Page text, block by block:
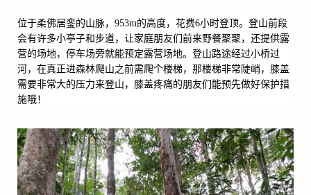
位于柔佛居銮的山脉， 953m的高度，花费6小时登顶。登山前段
会有许多小亭子和步道，让家庭朋友们前来野餐聚聚，还提供露
营的场地，停车场旁就能预定露营场地。登山路途经过小桥过
河，在真正进森林爬山之前需爬个楼梯，那楼梯非常陡峭，膝盖
需要非常大的压力来登山，膝盖疼痛的朋友们能预先做好保护措
施哦！